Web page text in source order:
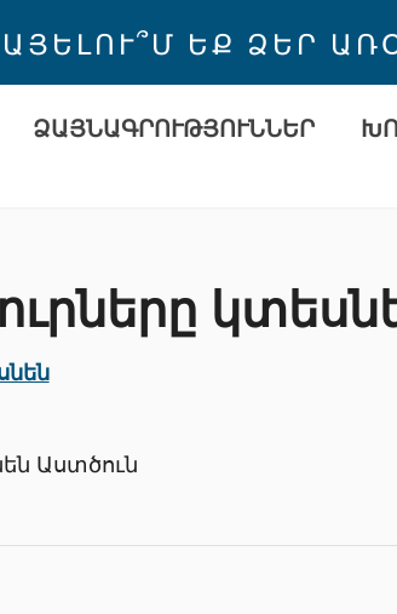
ԵՔ ՁԵՐ
ՁԱՅՆԱԳՐՈՒԹՅՈՒՆՆԵՐ
Աստծուն